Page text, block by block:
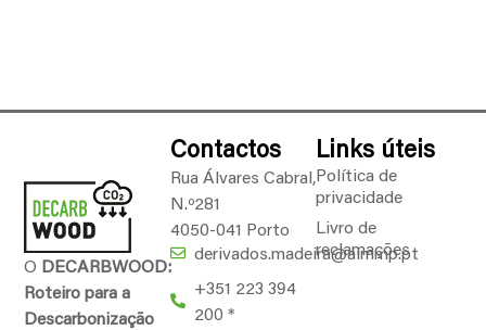
O DECARBWOOD:
Roteiro para a
Descarbonização
Links úteis
Política de
privacidade
Livro de
reclamações
Contactos
Rua Álvares Cabral,
N.º281
4050-041 Porto
derivados.madeira@aimmp.pt
+351 223 394
200 *